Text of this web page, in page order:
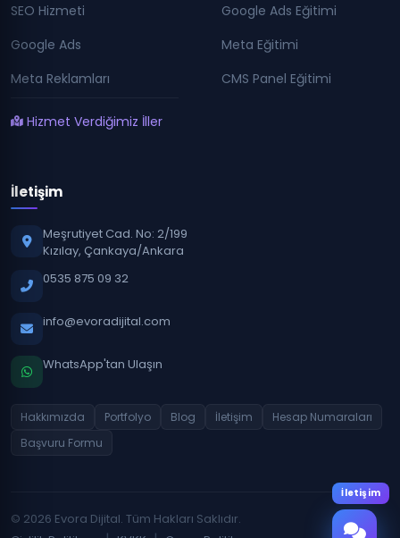
SEO Hizmeti
Google Ads
Meta Reklamları
Hizmet Verdiğimiz İller
Google Ads Eğitimi
Meta Eğitimi
CMS Panel Eğitimi
İletişim
Meşrutiyet Cad. No: 2/199
Kızılay, Çankaya/Ankara
0535 875 09 32
info@evoradijital.com
WhatsApp'tan Ulaşın
Hakkımızda Portfolyo Blog İletişim
Hesap Numaraları
Başvuru Formu
© 2026 Evora Dijital. Tüm Hakları Saklıdır.
İletişim